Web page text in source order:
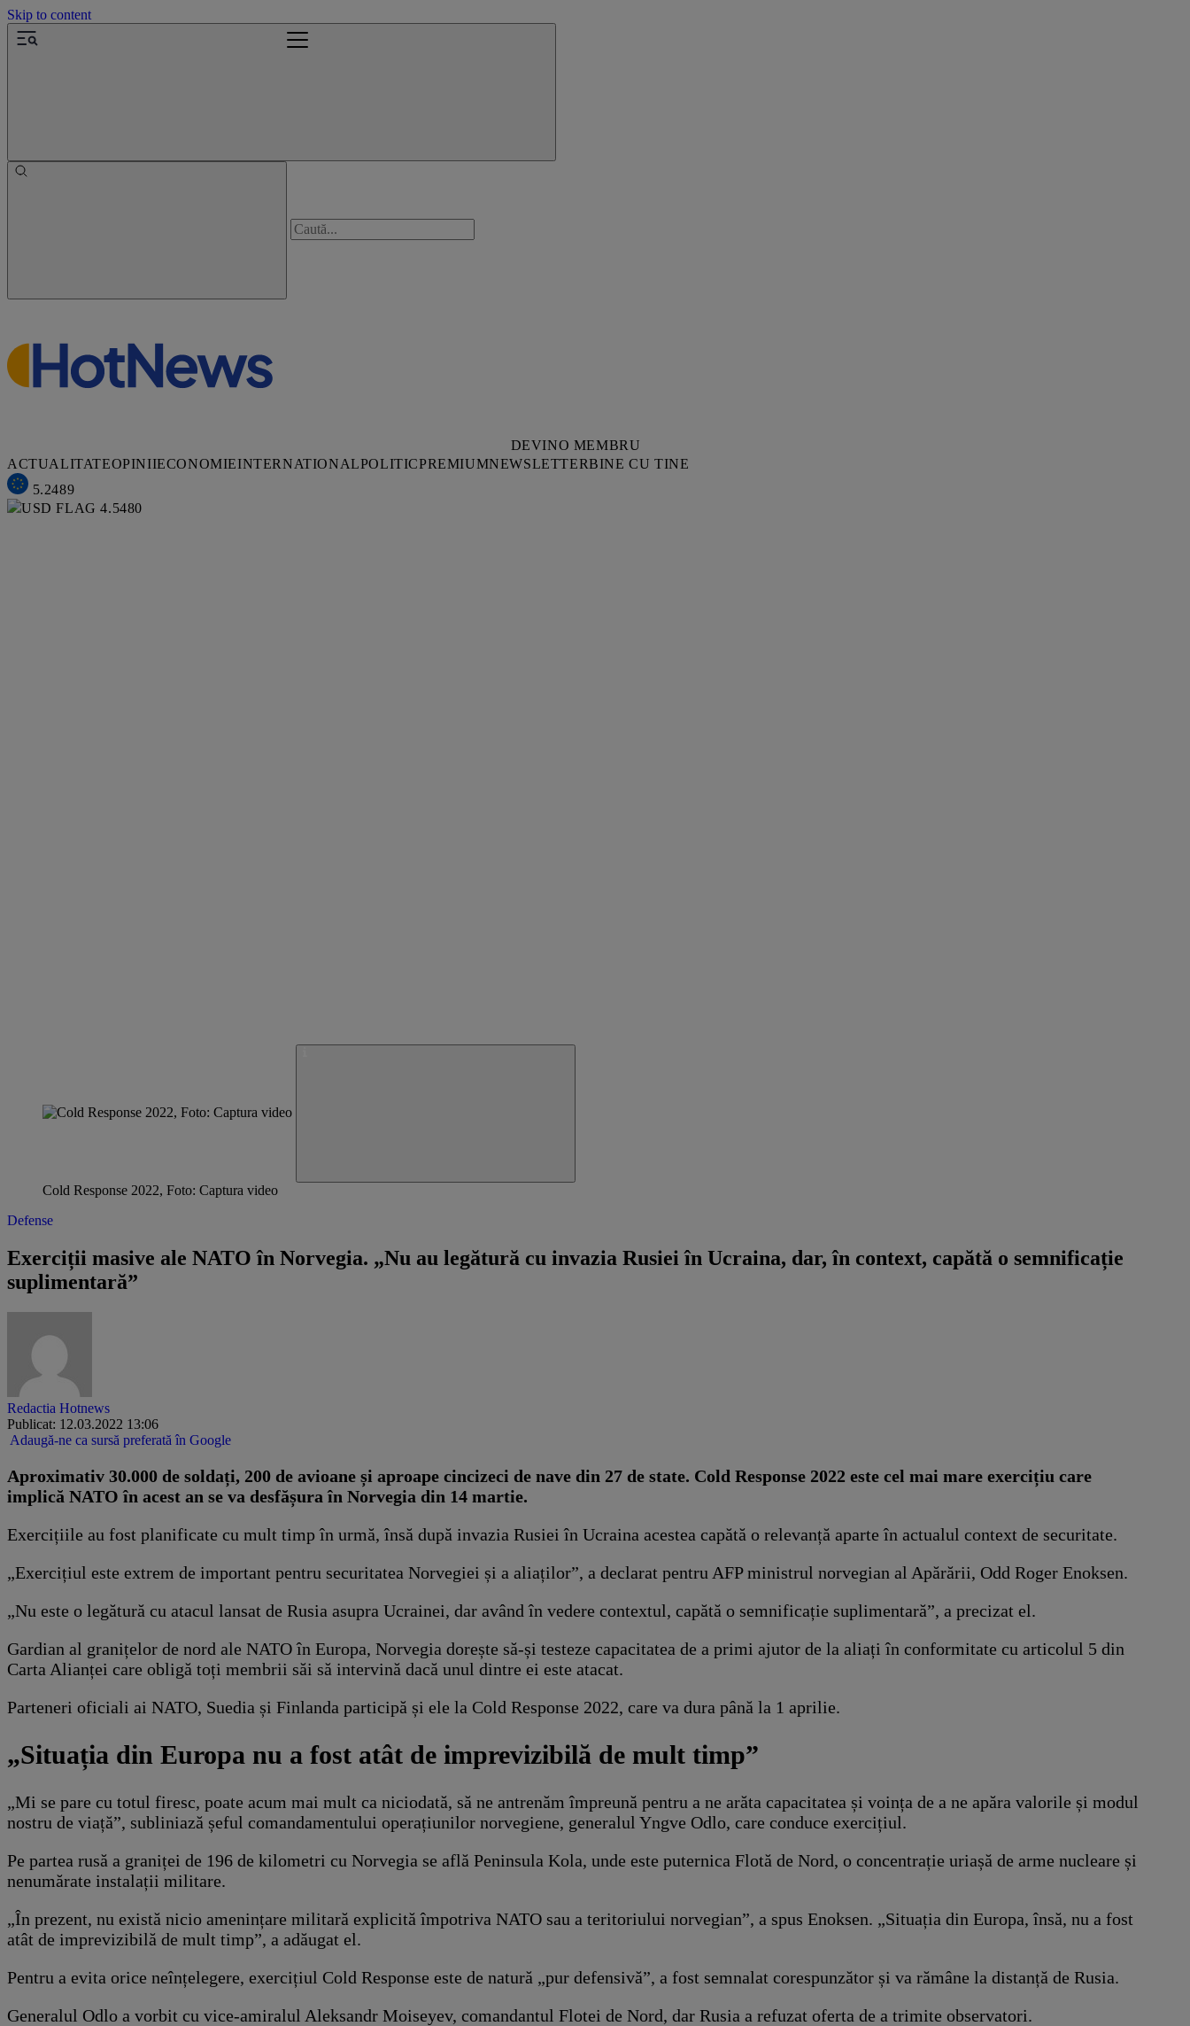
Skip to content
DEVINO MEMBRU
ACTUALITATEOPINIIECONOMIEINTERNATIONALPOLITICPREMIUMNEWSLETTERBINE CU TINE
5.2489
4.5480
Cold Response 2022, Foto: Captura video
Defense
Exerciții masive ale NATO în Norvegia. „Nu au legătură cu invazia Rusiei în Ucraina, dar, în context, capătă o semnificație
suplimentară”
Redactia Hotnews
Publicat: 12.03.2022 13:06
Adaugă-ne ca sursă preferată în Google
Aproximativ 30.000 de soldați, 200 de avioane și aproape cincizeci de nave din 27 de state. Cold Response 2022 este cel mai mare exercițiu care
implică NATO în acest an se va desfășura în Norvegia din 14 martie.
Exercițiile au fost planificate cu mult timp în urmă, însă după invazia Rusiei în Ucraina acestea capătă o relevanță aparte în actualul context de securitate.
„Exercițiul este extrem de important pentru securitatea Norvegiei și a aliaților”, a declarat pentru AFP ministrul norvegian al Apărării, Odd Roger Enoksen.
„Nu este o legătură cu atacul lansat de Rusia asupra Ucrainei, dar având în vedere contextul, capătă o semnificație suplimentară”, a precizat el.
Gardian al granițelor de nord ale NATO în Europa, Norvegia dorește să-și testeze capacitatea de a primi ajutor de la aliați în conformitate cu articolul 5 din
Carta Alianței care obligă toți membrii săi să intervină dacă unul dintre ei este atacat.
Parteneri oficiali ai NATO, Suedia și Finlanda participă și ele la Cold Response 2022, care va dura până la 1 aprilie.
„Situația din Europa nu a fost atât de imprevizibilă de mult timp”
„Mi se pare cu totul firesc, poate acum mai mult ca niciodată, să ne antrenăm împreună pentru a ne arăta capacitatea și voința de a ne apăra valorile și modul
nostru de viață”, subliniază șeful comandamentului operațiunilor norvegiene, generalul Yngve Odlo, care conduce exercițiul.
Pe partea rusă a graniței de 196 de kilometri cu Norvegia se află Peninsula Kola, unde este puternica Flotă de Nord, o concentrație uriașă de arme nucleare și
nenumărate instalații militare.
„În prezent, nu există nicio amenințare militară explicită împotriva NATO sau a teritoriului norvegian”, a spus Enoksen. „Situația din Europa, însă, nu a fost
atât de imprevizibilă de mult timp”, a adăugat el.
Pentru a evita orice neînțelegere, exercițiul Cold Response este de natură „pur defensivă”, a fost semnalat corespunzător și va rămâne la distanță de Rusia.
Generalul Odlo a vorbit cu vice-amiralul Aleksandr Moiseyev, comandantul Flotei de Nord, dar Rusia a refuzat oferta de a trimite observatori.